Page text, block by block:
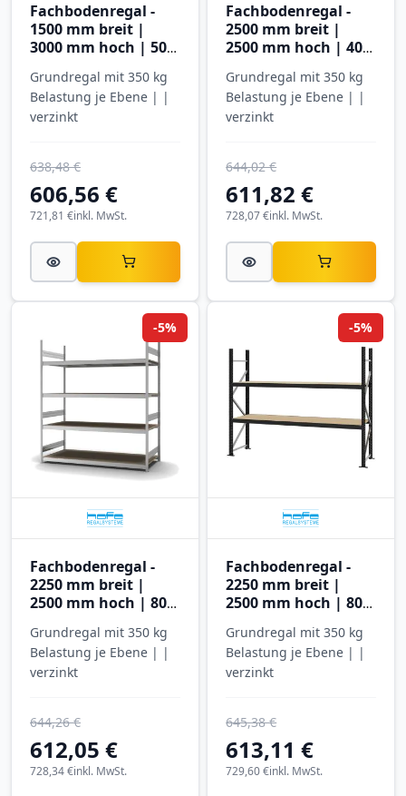
Fachbodenregal -
1500 mm breit |
3000 mm hoch | 500
Hofe Regalsysteme
Grundregal mit 350 kg
Belastung je Ebene | |
verzinkt
606,56 €
638,48 €
inkl. MwSt.
721,81 €
Fachbodenregal -
2500 mm breit |
2500 mm hoch | 400
Hofe Regalsysteme
Grundregal mit 350 kg
Belastung je Ebene | |
verzinkt
611,82 €
644,02 €
inkl. MwSt.
728,07 €
Fachbodenregal -
2250 mm breit |
2500 mm hoch | 800
Hofe Regalsysteme
Grundregal mit 350 kg
Belastung je Ebene | |
verzinkt
612,05 €
644,26 €
-5%
inkl. MwSt.
728,34 €
Fachbodenregal -
2250 mm breit |
2500 mm hoch | 800
Hofe Regalsysteme
Grundregal mit 350 kg
Belastung je Ebene | |
verzinkt
613,11 €
645,38 €
-5%
inkl. MwSt.
729,60 €